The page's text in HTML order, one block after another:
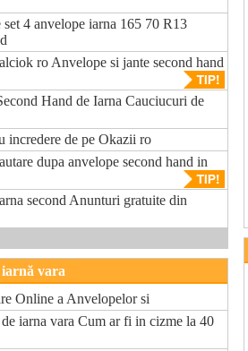
set 4 anvelope iarna 165 70 R13
ro Anvelope si jante second hand
Hand de Iarna Cauciucuri de
incredere de pe Okazii ro
dupa anvelope second hand in
second Anunturi gratuite din
iarnă vara
Online a Anvelopelor si
iarna vara Cum ar fi in cizme la 40